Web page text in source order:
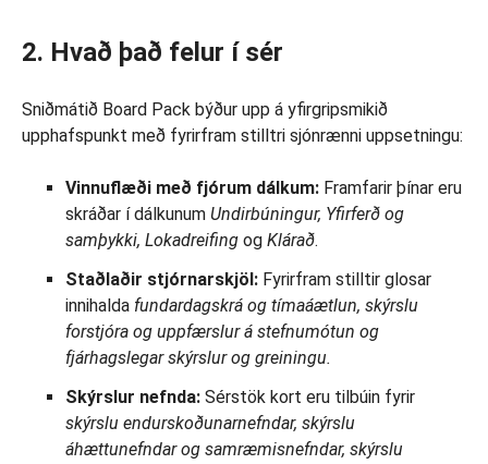
2. Hvað það felur í sér
Sniðmátið Board Pack býður upp á yfirgripsmikið
upphafspunkt með fyrirfram stilltri sjónrænni uppsetningu:
Vinnuflæði með fjórum dálkum: Framfarir þínar eru
skráðar í dálkunum Undirbúningur, Yfirferð og
samþykki, Lokadreifing og Klárað.
Staðlaðir stjórnarskjöl: Fyrirfram stilltir glosar
innihalda fundardagskrá og tímaáætlun, skýrslu
forstjóra og uppfærslur á stefnumótun og
fjárhagslegar skýrslur og greiningu.
Skýrslur nefnda: Sérstök kort eru tilbúin fyrir
skýrslu endurskoðunarnefndar, skýrslu
áhættunefndar og samræmisnefndar, skýrslu